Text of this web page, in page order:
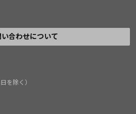
い合わせについて
を除く）